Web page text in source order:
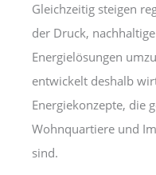
Gleichzeitig steigen
der Druck,
Energielösungen
entwickelt deshalb
Energiekonzepte, die
Wohnquartiere und
sind.